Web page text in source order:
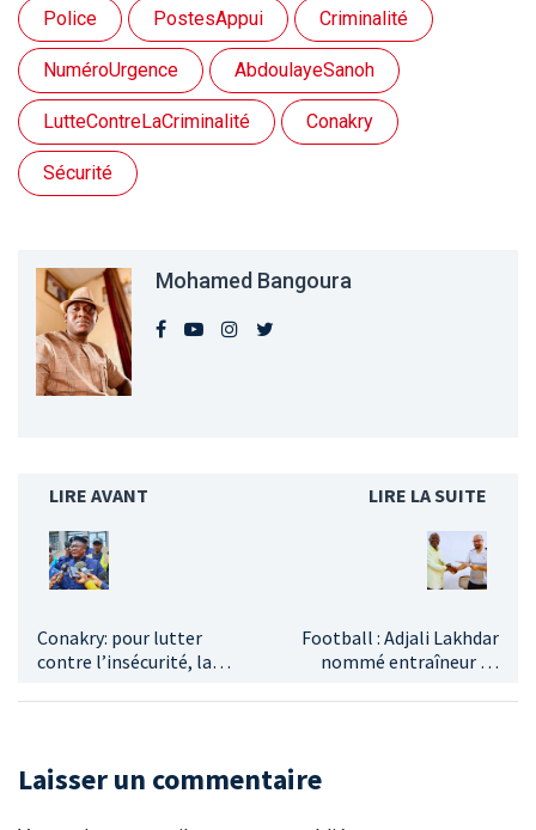
Police PostesAppui Criminalité
NuméroUrgence AbdoulayeSanoh
LutteContreLaCriminalité Conakry
Sécurité
Mohamed Bangoura
LIRE AVANT
Conakry: pour lutter
contre l’insécurité, la
retour des P.A
LIRE LA SUITE
Football : Adjali Lakhdar
nommé entraîneur du
Laisser un commentaire